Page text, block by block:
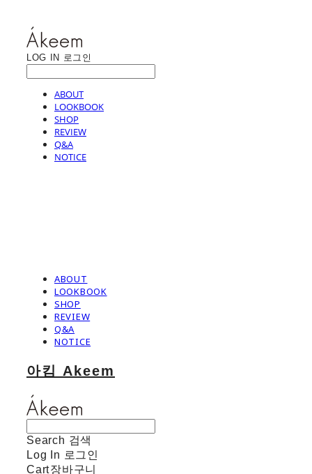
LOG IN 로그인
ABOUT
LOOKBOOK
SHOP
REVIEW
Q&A
NOTICE
ABOUT
LOOKBOOK
SHOP
REVIEW
Q&A
NOTICE
아킴 Akeem
Search 검색
Log In 로그인
Cart장바구니